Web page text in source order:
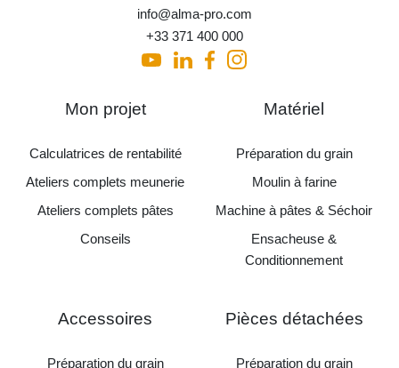
info@alma-pro.com
+33 371 400 000
Mon projet
Calculatrices de rentabilité
Ateliers complets meunerie
Ateliers complets pâtes
Conseils
Matériel
Préparation du grain
Moulin à farine
Machine à pâtes & Séchoir
Ensacheuse &
Conditionnement
Accessoires
Préparation du grain
Pièces détachées
Préparation du grain